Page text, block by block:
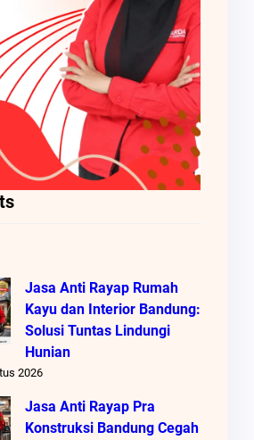
Jasa Anti Rayap Rumah
Kayu dan Interior Bandung:
Solusi Tuntas Lindungi
Hunian
2026
Jasa Anti Rayap Pra
Konstruksi Bandung Cegah